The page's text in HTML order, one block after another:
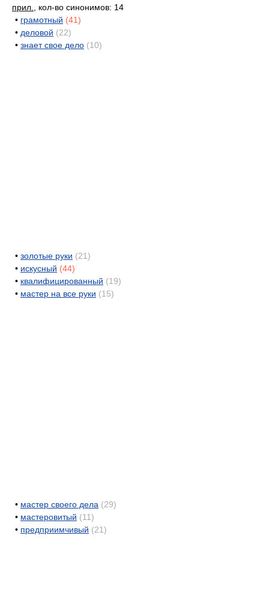
прил.
, кол-во синонимов: 14
• грамотный (41)
• деловой (22)
• знает свое дело (10)
• золотые руки (21)
• искусный (44)
• квалифицированный (19)
• мастер на все руки (15)
• мастер своего дела (29)
• мастеровитый (11)
• предприимчивый (21)